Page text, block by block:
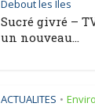
Debout les Iles
Sucré givré –
un nouveau...
ACTUALITES •